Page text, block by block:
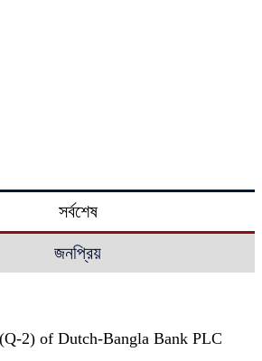
সর্বশেষ
জনপ্রিয়
2) of Dutch-Bangla Bank PLC